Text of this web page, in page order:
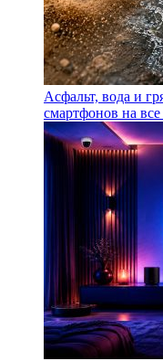
Асфальт, вода и
смартфонов на